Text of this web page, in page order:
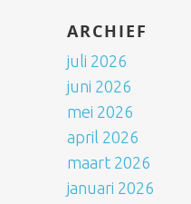
ARCHIEF
juli 2026
juni 2026
mei 2026
april 2026
maart 2026
januari 2026